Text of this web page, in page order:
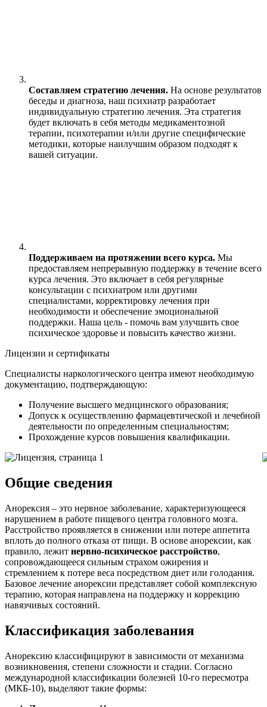
Составляем стратегию лечения. На основе результатов
беседы и диагноза, наш психиатр разработает
индивидуальную стратегию лечения. Эта стратегия
будет включать в себя методы медикаментозной
терапии, психотерапии и/или другие специфические
методики, которые наилучшим образом подходят к
вашей ситуации.
Поддерживаем на протяжении всего курса. Мы
предоставляем непрерывную поддержку в течение всего
курса лечения. Это включает в себя регулярные
консультации с психиатром или другими
специалистами, корректировку лечения при
необходимости и обеспечение эмоциональной
поддержки. Наша цель - помочь вам улучшить свое
психическое здоровье и повысить качество жизни.
Лицензии и сертификаты
Специалисты наркологического центра имеют необходимую
документацию, подтверждающую:
Получение высшего медицинского образования;
Допуск к осуществлению фармацевтической и лечебной
деятельности по определенным специальностям;
Прохождение курсов повышения квалификации.
Общие сведения
Анорексия – это нервное заболевание, характеризующееся
нарушением в работе пищевого центра головного мозга.
Расстройство проявляется в снижении или потере аппетита
вплоть до полного отказа от пищи. В основе анорексии, как
правило, лежит нервно-психическое расстройство,
сопровождающееся сильным страхом ожирения и
стремлением к потере веса посредством диет или голодания.
Базовое лечение анорексии представляет собой комплексную
терапию, которая направлена на поддержку и коррекцию
навязчивых состояний.
Классификация заболевания
Анорексию классифицируют в зависимости от механизма
возникновения, степени сложности и стадии. Согласно
международной классификации болезней 10-го пересмотра
(МКБ-10), выделяют такие формы: